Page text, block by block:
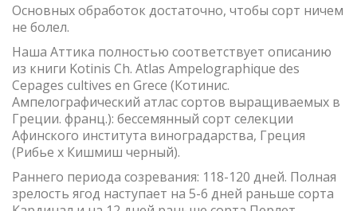
Основных обработок достаточно, чтобы сорт ничем
не болел.
Наша Аттика полностью соответствует описанию
из книги Kotinis Ch. Atlas Ampelographique des
Cepages cultives en Grece (Котинис.
Ампелографический атлас сортов выращиваемых в
Греции. франц.): бессемянный сорт селекции
Афинского института виноградарства, Греция
(Рибье х Кишмиш черный).
Раннего периода созревания: 118-120 дней. Полная
зрелость ягод наступает на 5-6 дней раньше сорта